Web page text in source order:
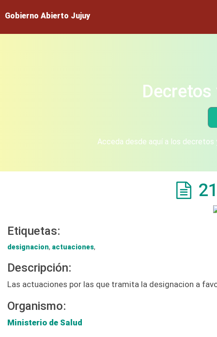
Gobierno Abierto Jujuy
Acceda desde aquí a los
Etiquetas:
designacion, actuaciones,
Descripción:
Las actuaciones por las que tramita la designacion a
Organismo:
Ministerio de Salud